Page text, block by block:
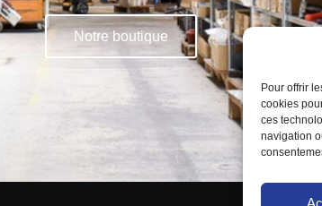
Pour offrir
cookies
ces
navigation
Notre boutique